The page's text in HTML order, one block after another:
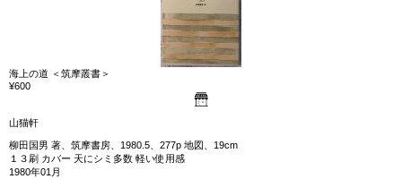
海上の道 ＜筑摩叢書＞
¥600
山猫軒
柳田国男 著、筑摩書房、1980.5、277p 地図、19cm
１３刷 カバー 天にシミ多数 軽い使用感
1980年01月